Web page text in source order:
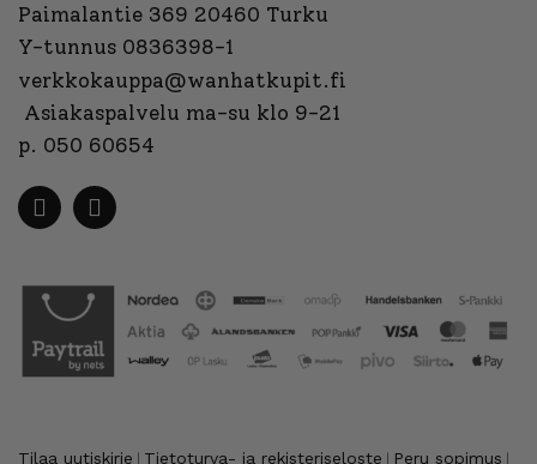
Paimalantie 369 20460 Turku
Y-tunnus 0836398-1
verkkokauppa@wanhatkupit.fi
Asiakaspalvelu ma-su klo 9-21
p. 050 60654
Tilaa uutiskirje Tietoturva- ja rekisteriseloste Peru sopimus